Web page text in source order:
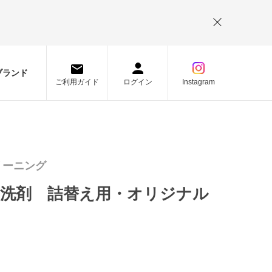
ランド
ご利用ガイド ログイン Instagram
ニング
剤 詰替え用・オリジナル